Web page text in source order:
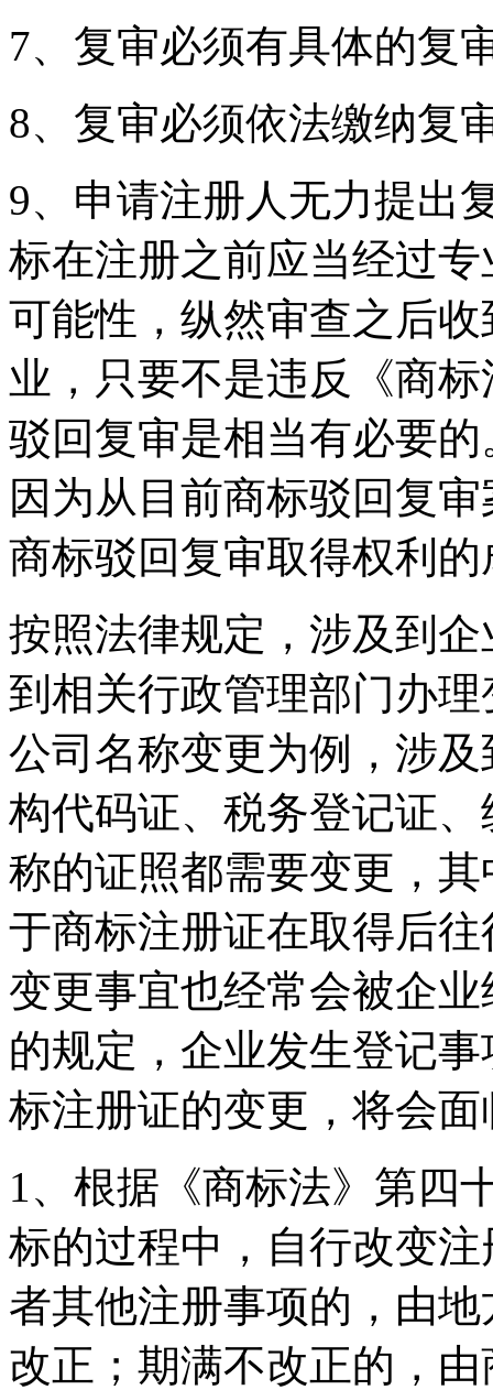
7、复审必须有具体的复
8、复审必须依法缴纳复
9、申请注册人无力提出
标在注册之前应当经过
可能性，纵然审查之后
业，只要不是违反《商
驳回复审是相当有必要
因为从目前商标驳回复
商标驳回复审取得权利
按照法律规定，涉及到
到相关行政管理部门办
公司名称变更为例，涉
构代码证、税务登记证
称的证照都需要变更，
于商标注册证在取得后
变更事宜也经常会被企
的规定，企业发生登记
标注册证的变更，将会
1、根据《商标法》第四
标的过程中，自行改变
者其他注册事项的，由
改正；期满不改正的，